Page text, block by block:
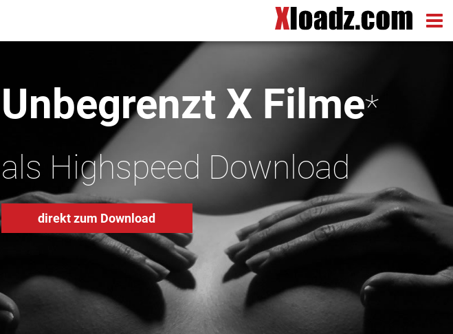
Unbegrenzt X Filme*
als Highspeed Download
direkt zum Download